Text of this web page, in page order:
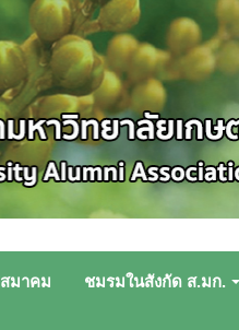
มาคม ชมรมในสังกัด ส.มก.